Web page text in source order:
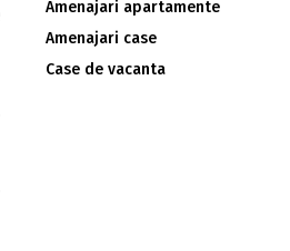
Amenajari apartamente
Amenajari case
Case de vacanta